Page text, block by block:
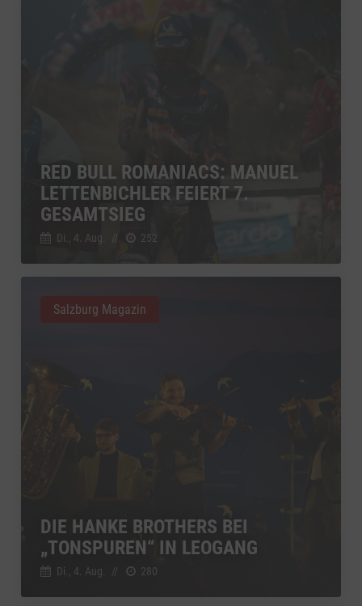
RED BULL ROMANIACS: MANUEL
LETTENBICHLER FEIERT 7.
GESAMTSIEG
Di., 4. Aug. 252
DIE HANKE BROTHERS BEI
„TONSPUREN“ IN LEOGANG
Di., 4. Aug. // 280
Salzburg Magazin